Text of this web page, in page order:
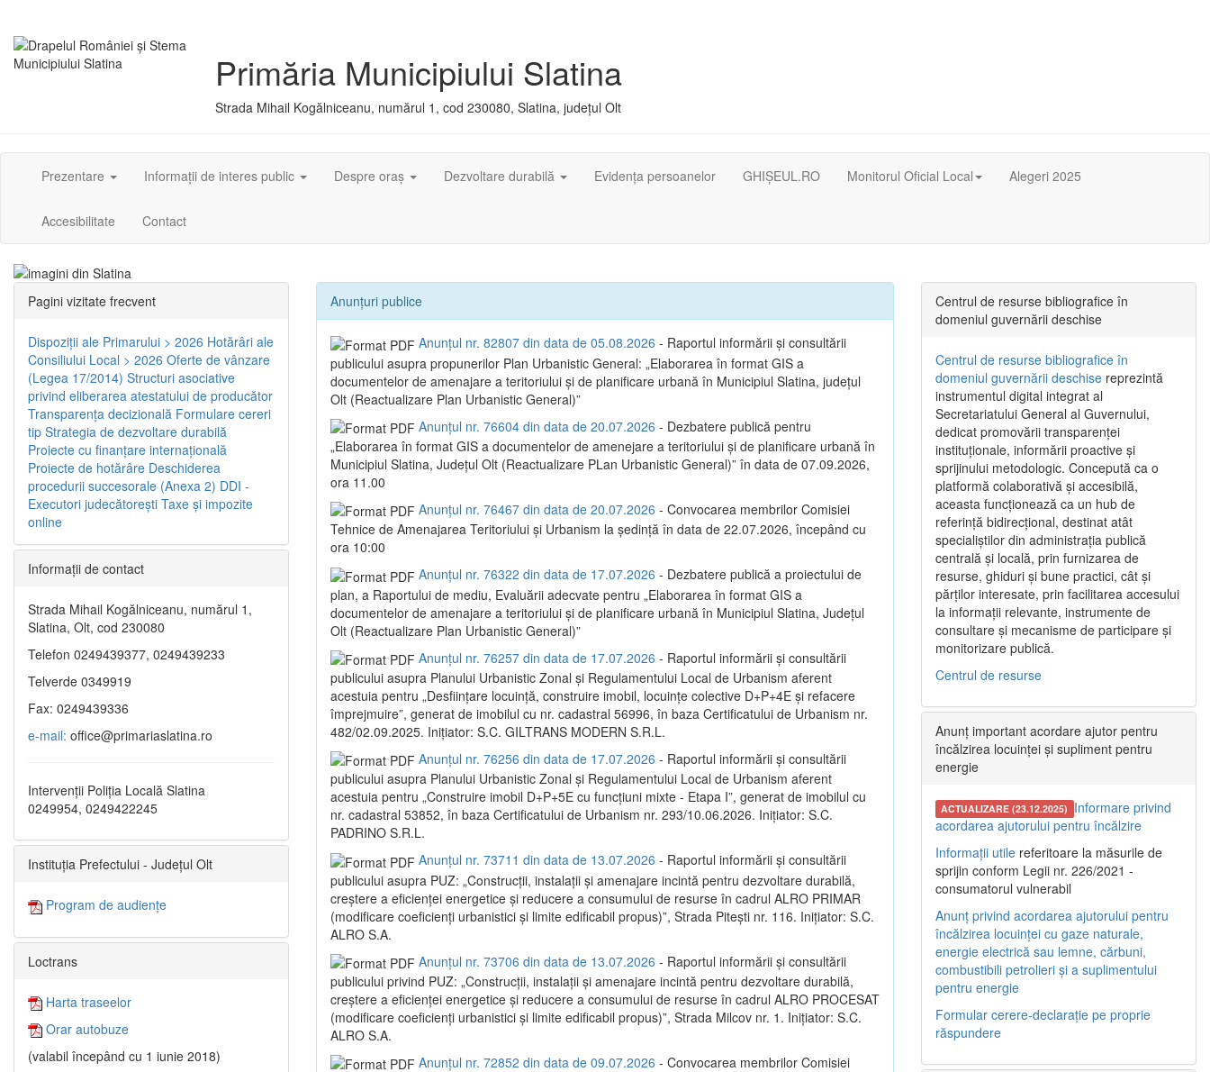
Primăria Municipiului Slatina
Strada Mihail Kogălniceanu, numărul 1, cod 230080, Slatina, județul Olt
Prezentare Informații de interes public Despre oraș Dezvoltare durabilă Evidența persoanelor GHIȘEUL.RO Monitorul Oficial Local Alegeri 2025
Accesibilitate Contact
Anunțuri publice
Anunțul nr. 82807 din data de 05.08.2026 - Raportul informării și consultării
publicului asupra propunerilor Plan Urbanistic General: „Elaborarea în format GIS a
documentelor de amenajare a teritoriului și de planificare urbană în Municipiul Slatina, județul
Olt (Reactualizare Plan Urbanistic General)”
Anunțul nr. 76604 din data de 20.07.2026 - Dezbatere publică pentru
„Elaborarea în format GIS a documentelor de amenejare a teritoriului și de planificare urbană în
Municipiul Slatina, Județul Olt (Reactualizare PLan Urbanistic General)” în data de 07.09.2026,
ora 11.00
Anunțul nr. 76467 din data de 20.07.2026 - Convocarea membrilor Comisiei
Tehnice de Amenajarea Teritoriului și Urbanism la ședință în data de 22.07.2026, începând cu
ora 10:00
Anunțul nr. 76322 din data de 17.07.2026 - Dezbatere publică a proiectului de
plan, a Raportului de mediu, Evaluării adecvate pentru „Elaborarea în format GIS a
documentelor de amenajare a teritoriului și de planificare urbană în Municipiul Slatina, Județul
Olt (Reactualizare Plan Urbanistic General)”
Anunțul nr. 76257 din data de 17.07.2026 - Raportul informării și consultării
publicului asupra Planului Urbanistic Zonal și Regulamentului Local de Urbanism aferent
acestuia pentru „Desființare locuință, construire imobil, locuințe colective D+P+4E și refacere
împrejmuire”, generat de imobilul cu nr. cadastral 56996, în baza Certificatului de Urbanism nr.
482/02.09.2025. Inițiator: S.C. GILTRANS MODERN S.R.L.
Anunțul nr. 76256 din data de 17.07.2026 - Raportul informării și consultării
publicului asupra Planului Urbanistic Zonal și Regulamentului Local de Urbanism aferent
acestuia pentru „Construire imobil D+P+5E cu funcțiuni mixte - Etapa I”, generat de imobilul cu
nr. cadastral 53852, în baza Certificatului de Urbanism nr. 293/10.06.2026. Inițiator: S.C.
PADRINO S.R.L.
Anunțul nr. 73711 din data de 13.07.2026 - Raportul informării și consultării
publicului asupra PUZ: „Construcții, instalații și amenajare incintă pentru dezvoltare durabilă,
creștere a eficienței energetice și reducere a consumului de resurse în cadrul ALRO PRIMAR
(modificare coeficienți urbanistici și limite edificabil propus)”, Strada Pitești nr. 116. Inițiator: S.C.
ALRO S.A.
Anunțul nr. 73706 din data de 13.07.2026 - Raportul informării și consultării
publicului privind PUZ: „Construcții, instalații și amenajare incintă pentru dezvoltare durabilă,
creștere a eficienței energetice și reducere a consumului de resurse în cadrul ALRO PROCESAT
(modificare coeficienți urbanistici și limite edificabil propus)”, Strada Milcov nr. 1. Inițiator: S.C.
ALRO S.A.
Anunțul nr. 72852 din data de 09.07.2026 - Convocarea membrilor Comisiei
Pagini vizitate frecvent
Dispoziţii ale Primarului > 2026 Hotărâri ale
Consiliului Local > 2026 Oferte de vânzare
(Legea 17/2014) Structuri asociative
privind eliberarea atestatului de producător
Transparenţa decizională Formulare cereri
tip Strategia de dezvoltare durabilă
Proiecte cu finanţare internaţională
Proiecte de hotărâre Deschiderea
procedurii succesorale (Anexa 2) DDI -
Executori judecătorești Taxe şi impozite
online
Informaţii de contact
Strada Mihail Kogălniceanu, numărul 1,
Slatina, Olt, cod 230080
Telefon 0249439377, 0249439233
Telverde 0349919
Fax: 0249439336
e-mail: office@primariaslatina.ro
Intervenții Poliția Locală Slatina
0249954, 0249422245
Instituția Prefectului - Județul Olt
Program de audiențe
Loctrans
Harta traseelor
Orar autobuze
(valabil începând cu 1 iunie 2018)
Centrul de resurse bibliografice în
domeniul guvernării deschise
Centrul de resurse bibliografice în
domeniul guvernării deschise reprezintă
instrumentul digital integrat al
Secretariatului General al Guvernului,
dedicat promovării transparenței
instituționale, informării proactive și
sprijinului metodologic. Concepută ca o
platformă colaborativă și accesibilă,
aceasta funcționează ca un hub de
referință bidirecțional, destinat atât
specialiștilor din administrația publică
centrală și locală, prin furnizarea de
resurse, ghiduri și bune practici, cât și
părților interesate, prin facilitarea accesului
la informații relevante, instrumente de
consultare și mecanisme de participare și
monitorizare publică.
Centrul de resurse
Anunț important acordare ajutor pentru
încălzirea locuinței și supliment pentru
energie
ACTUALIZARE (23.12.2025) Informare privind
acordarea ajutorului pentru încălzire
Informații utile referitoare la măsurile de
sprijin conform Legii nr. 226/2021 -
consumatorul vulnerabil
Anunț privind acordarea ajutorului pentru
încălzirea locuinței cu gaze naturale,
energie electrică sau lemne, cărbuni,
combustibili petrolieri și a suplimentului
pentru energie
Formular cerere-declarație pe proprie
răspundere